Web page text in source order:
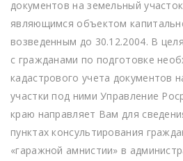
документов на земельный
являющимся объектом
возведенным до 30.12.2004. В
с гражданами по подготовке
кадастрового учета документов
участки под ними Управление
краю направляет Вам для
пунктах консультирования
«гаражной амнистии» в